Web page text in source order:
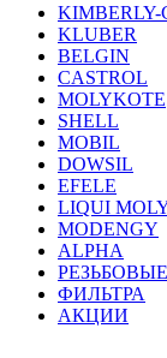
KIMBERLY-
KLUBER
BELGIN
CASTROL
MOLYKOTE
SHELL
MOBIL
DOWSIL
EFELE
LIQUI
MODENGY
ALPHA
ФИЛЬТРА
АКЦИИ